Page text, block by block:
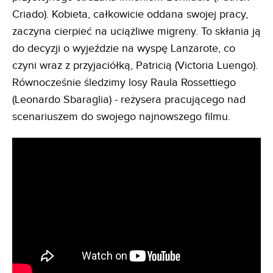
Criado). Kobieta, całkowicie oddana swojej pracy,
zaczyna cierpieć na uciążliwe migreny. To skłania ją
do decyzji o wyjeździe na wyspę Lanzarote, co
czyni wraz z przyjaciółką, Patricią (Victoria Luengo).
Równocześnie śledzimy losy Raula Rossettiego
(Leonardo Sbaraglia) - reżysera pracującego nad
scenariuszem do swojego najnowszego filmu.